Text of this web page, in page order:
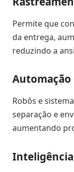
Permite que
da entrega,
reduzindo a
Automação
Robôs e
separação e
aumentando